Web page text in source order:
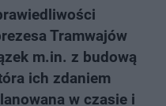
Tramwajów
m.in. z budową
ich zdaniem
w czasie i